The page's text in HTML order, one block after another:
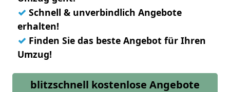
✓ Schnell & unverbindlich Angebote
erhalten!
✓ Finden Sie das beste Angebot für Ihren
Umzug!
blitzschnell kostenlose Angebote